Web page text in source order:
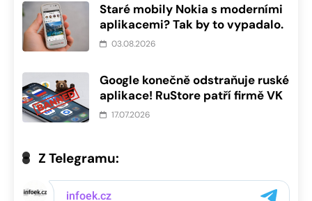
Staré mobily Nokia s moderními
aplikacemi? Tak by to vypadalo.
03.08.2026
Google konečně odstraňuje ruské
aplikace! RuStore patří firmě VK
17.07.2026
Z Telegramu: